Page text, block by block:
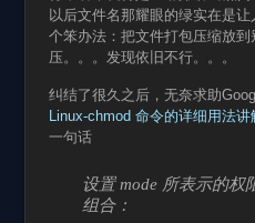
以后文件名那耀眼的绿实在是
个笨办法：把文件打包压缩放
压。。。发现依旧不行。。。
纠结了很久之后，无奈求助
Linux-chmod 命令的详细用法讲
一句话
设置 mode 所表示的权
组合：